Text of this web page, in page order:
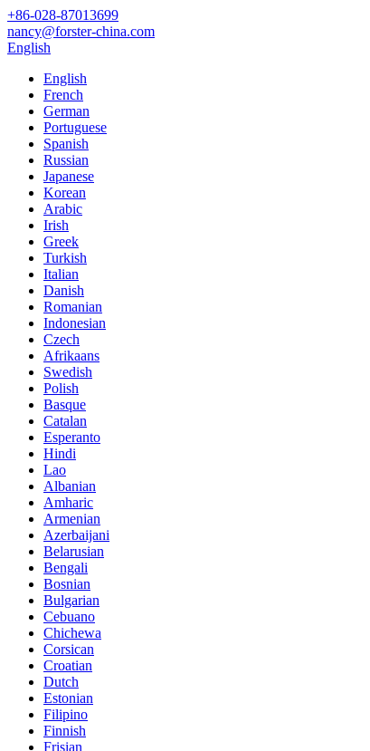
+86-028-87013699
nancy@forster-china.com
English
English
French
German
Portuguese
Spanish
Russian
Japanese
Korean
Arabic
Irish
Greek
Turkish
Italian
Danish
Romanian
Indonesian
Czech
Afrikaans
Swedish
Polish
Basque
Catalan
Esperanto
Hindi
Lao
Albanian
Amharic
Armenian
Azerbaijani
Belarusian
Bengali
Bosnian
Bulgarian
Cebuano
Chichewa
Corsican
Croatian
Dutch
Estonian
Filipino
Finnish
Frisian